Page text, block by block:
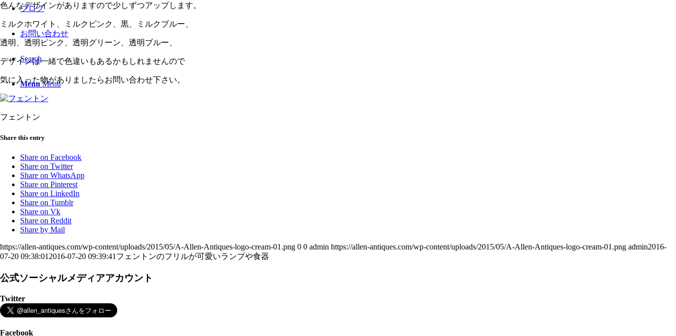
ブログ
お問い合わせ
Search
Menu Menu
色んなデザインがありますので少しずつアップします。
ミルクホワイト、ミルクピンク、黒、ミルクブルー、
透明、透明ピンク、透明グリーン、透明ブルー、
デザインは一緒で色違いもあるかもしれませんので
気に入った物がありましたらお問い合わせ下さい。
フェントン
Share this entry
Share on Facebook
Share on Twitter
Share on WhatsApp
Share on Pinterest
Share on LinkedIn
Share on Tumblr
Share on Vk
Share on Reddit
Share by Mail
https://allen-antiques.com/wp-content/uploads/2015/05/A-Allen-Antiques-logo-cream-01.png 0 0 admin https://allen-antiques.com/wp-content/uploads/2015/05/A-Allen-Antiques-logo-cream-01.png admin2016-
07-20 09:38:01 2016-07-20 09:39:41 フェントンのフリルが可愛いランプや食器
公式ソーシャルメディアアカウント
Twitter
Facebook